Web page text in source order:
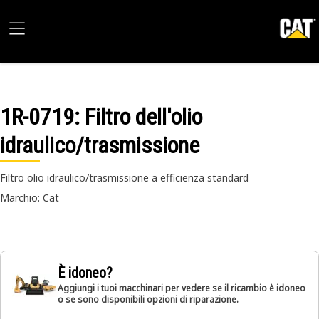
1R-0719: Filtro dell'olio
idraulico/trasmissione
Filtro olio idraulico/trasmissione a efficienza standard
Marchio: Cat
È idoneo?
Aggiungi i tuoi macchinari per vedere se il ricambio è idoneo
o se sono disponibili opzioni di riparazione.